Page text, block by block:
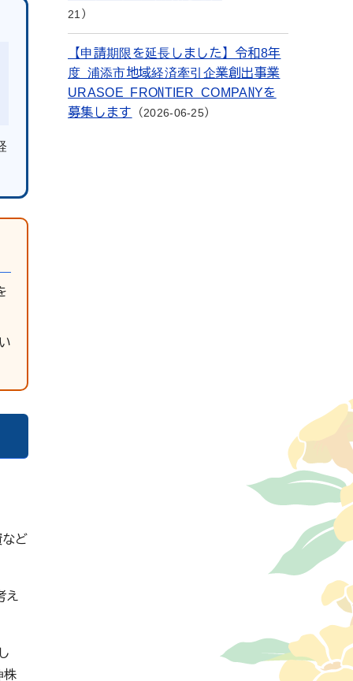
ど
え
株
21
【申請期限を延長しました】令和8年
度 浦添市地域経済牽引企業創出事業
URASOE FRONTIER COMPANYを
募集します
2026-06-25